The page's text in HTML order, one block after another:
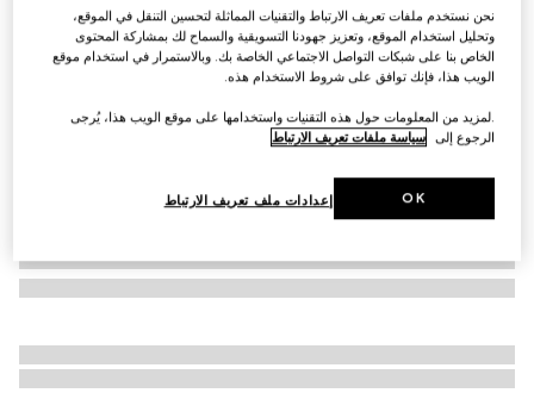
SAR 2,800
تنويعاترمادي فاتح وأبيض
نحن نستخدم ملفات تعريف الارتباط والتقنيات المماثلة لتحسين التنقل في الموقع،
وتحليل استخدام الموقع، وتعزيز جهودنا التسويقية والسماح لك بمشاركة المحتوى
الخاص بنا على شبكات التواصل الاجتماعي الخاصة بك. وبالاستمرار في استخدام موقع
الويب هذا، فإنك توافق على شروط الاستخدام هذه.
.لمزيد من المعلومات حول هذه التقنيات واستخدامها على موقع الويب هذا، يُرجى
الرجوع إلى سياسة ملفات تعريف الارتباط
إعدادات ملف تعريف الارتباط OK